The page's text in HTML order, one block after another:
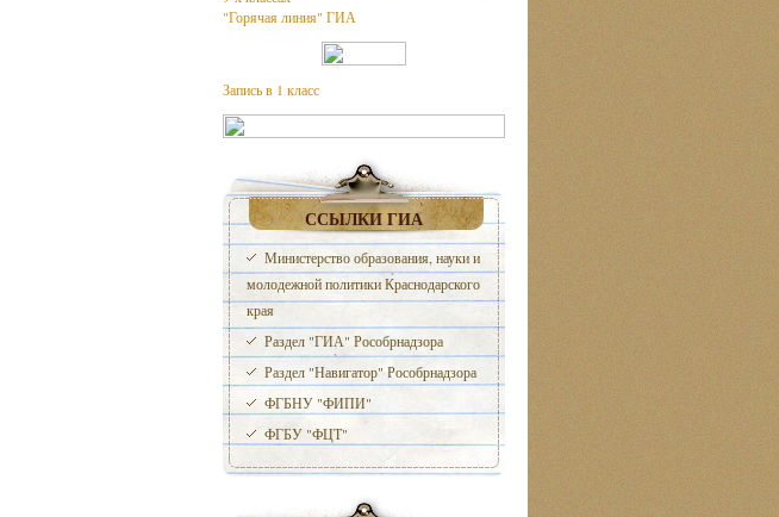
"Горячая линия" ГИА
Запись в 1 класс
ССЫЛКИ ГИА
Министерство образования, науки и
молодежной политики Краснодарского
края
Раздел "ГИА" Рособрнадзора
Раздел "Навигатор" Рособрнадзора
ФГБНУ "ФИПИ"
ФГБУ "ФЦТ"